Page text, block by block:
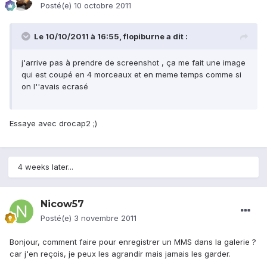
Posté(e) 10 octobre 2011
Le 10/10/2011 à 16:55, flopiburne a dit :
j'arrive pas à prendre de screenshot , ça me fait une image
qui est coupé en 4 morceaux et en meme temps comme si
on l''avais ecrasé
Essaye avec drocap2 ;)
4 weeks later...
Nicow57
Posté(e) 3 novembre 2011
Bonjour, comment faire pour enregistrer un MMS dans la galerie ?
car j'en reçois, je peux les agrandir mais jamais les garder.